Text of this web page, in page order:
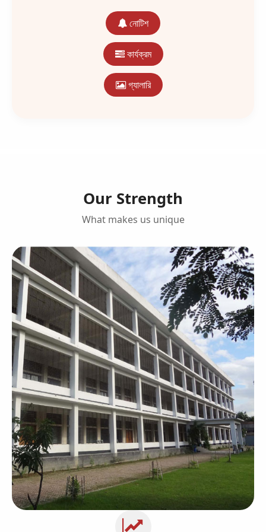
নোটিশ
কার্যক্রম
গ্যালারি
Our Strength
What makes us unique